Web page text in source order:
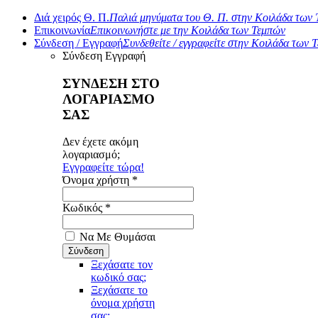
Διά χειρός Θ. Π.Παλιά μηνύματα του Θ. Π. στην Κοιλάδα των
ΕπικοινωνίαΕπικοινωνήστε με την Κοιλάδα των Τεμπών
Σύνδεση / ΕγγραφήΣυνδεθείτε / εγγραφείτε στην Κοιλάδα των
Σύνδεση Εγγραφή
ΣΥΝΔΕΣΗ ΣΤΟ
ΛΟΓΑΡΙΑΣΜΟ
ΣΑΣ
Δεν έχετε ακόμη
λογαριασμό;
Εγγραφείτε τώρα!
Όνομα χρήστη *
Κωδικός *
Να Με Θυμάσαι
Ξεχάσατε τον
κωδικό σας;
Ξεχάσατε το
όνομα χρήστη